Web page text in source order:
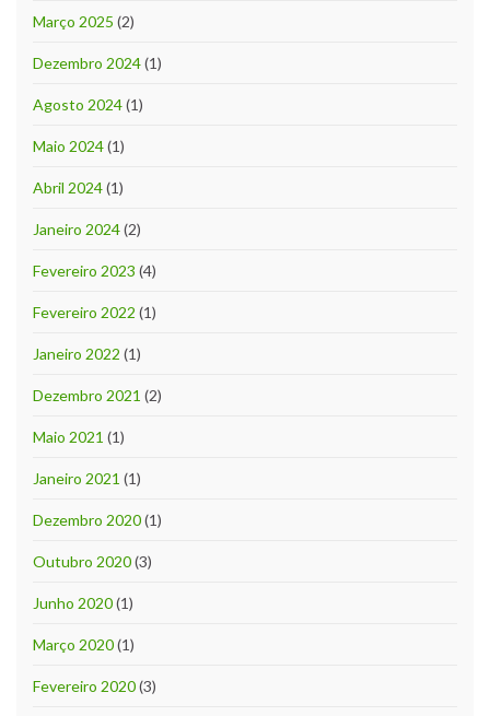
Março 2025 (2)
Dezembro 2024(1)
Agosto 2024(1)
Maio 2024(1)
Abril 2024(1)
Janeiro 2024(2)
Fevereiro 2023 (4)
Fevereiro 2022 (1)
Janeiro 2022 (1)
Dezembro 2021 (2)
Maio 2021 (1)
Janeiro 2021 (1)
Dezembro 2020(1)
Outubro 2020(3)
Junho 2020(1)
Março 2020(1)
Fevereiro 2020(3)